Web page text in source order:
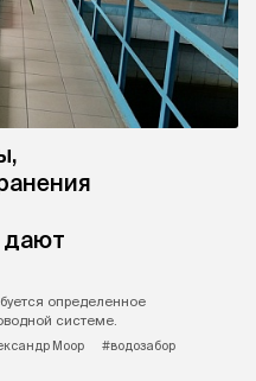
дают
определенное
системе.
Моор
#водозабор